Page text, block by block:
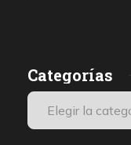
Categorías